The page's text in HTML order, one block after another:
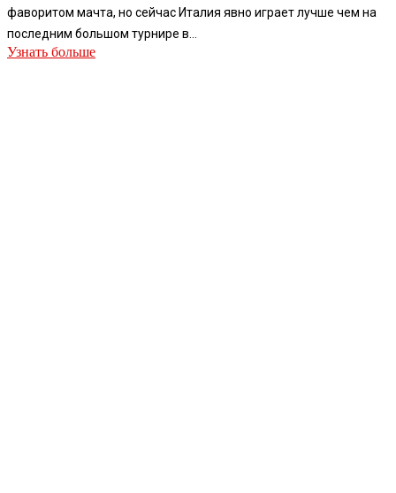
фаворитом мачта, но сейчас Италия явно играет лучше чем на
последним большом турнире в...
Узнать больше